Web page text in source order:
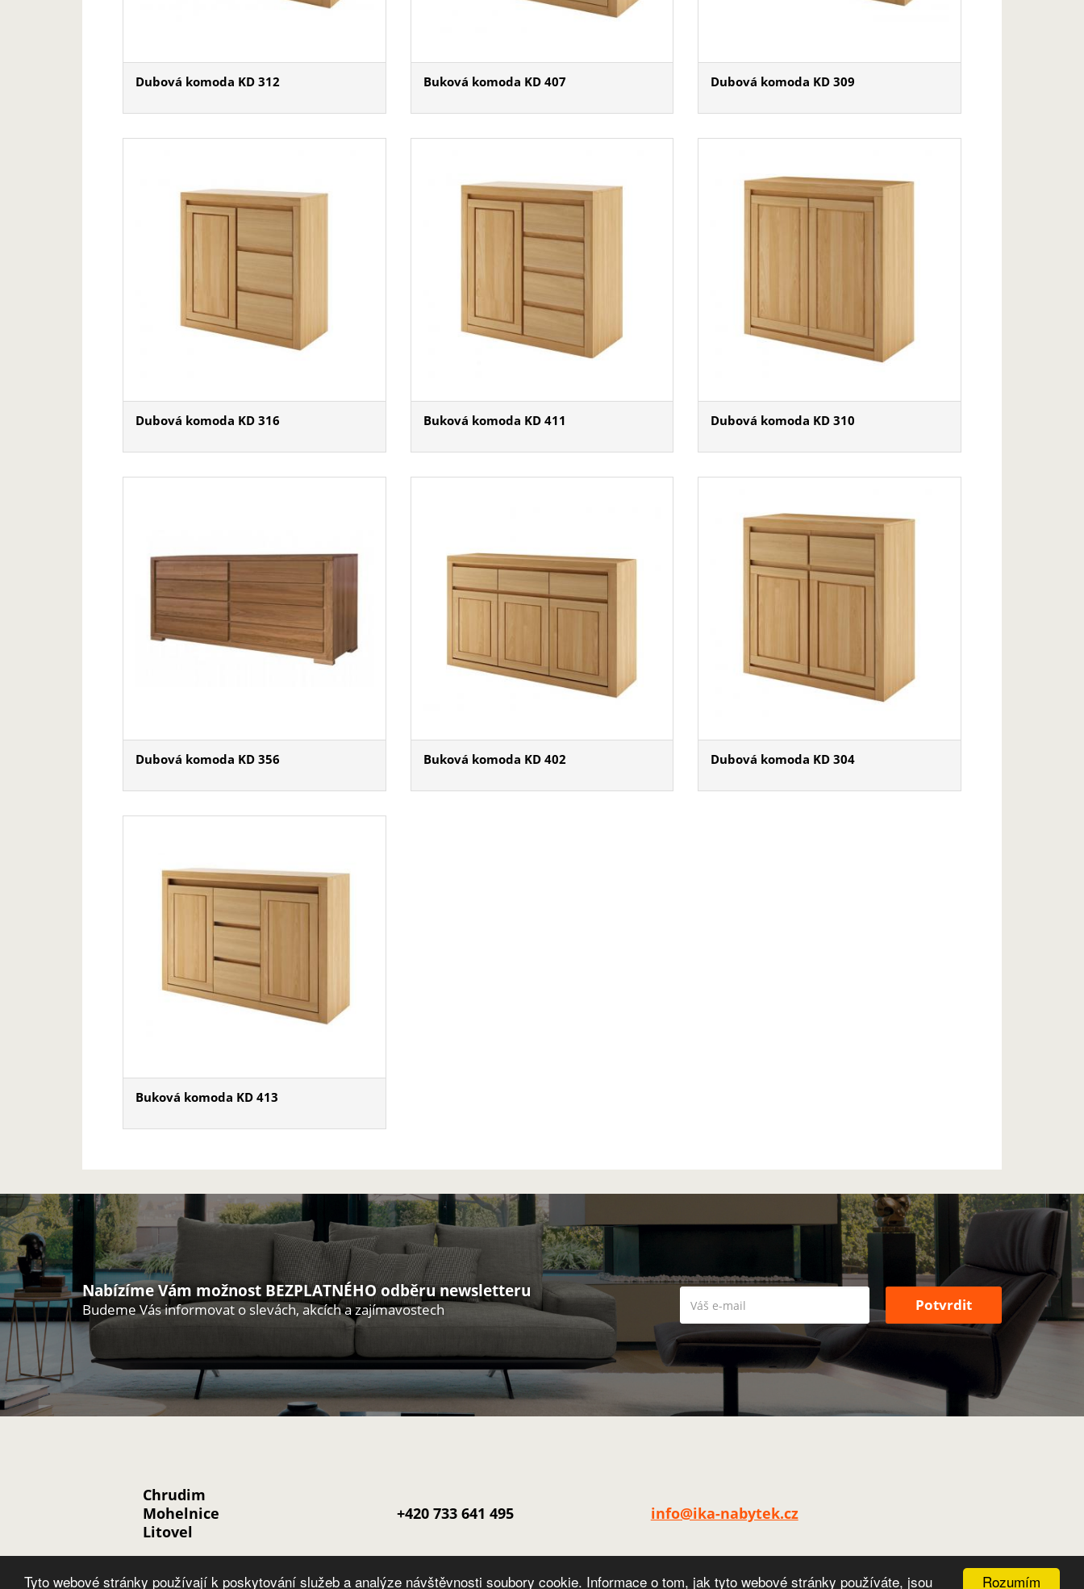
Rozumím
Tyto webové stránky používají k poskytování služeb a analýze návštěvnosti soubory cookie. Informace o tom, jak tyto webové stránky používáte, jsou
Dubová komoda KD 312 Buková komoda KD 407 Dubová komoda KD 309
Dubová komoda KD 316 Buková komoda KD 411 Dubová komoda KD 310
Dubová komoda KD 356 Buková komoda KD 402 Dubová komoda KD 304
Buková komoda KD 413
Nabízíme Vám možnost BEZPLATNÉHO odběru newsletteru
Budeme Vás informovat o slevách, akcích a zajímavostech
Chrudim
Mohelnice
Litovel
+420 733 641 495 info@ika-nabytek.cz